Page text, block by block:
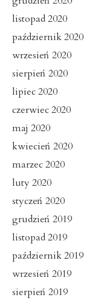
listopad 2020
październik 2020
wrzesień 2020
sierpień 2020
lipiec 2020
czerwiec 2020
maj 2020
kwiecień 2020
marzec 2020
luty 2020
styczeń 2020
grudzień 2019
listopad 2019
październik 2019
wrzesień 2019
sierpień 2019